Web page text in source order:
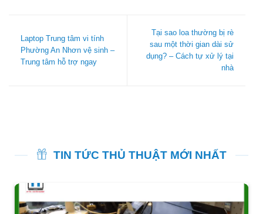
Laptop Trung tâm vi tính
Phường An Nhơn vệ sinh –
Trung tâm hỗ trợ ngay
Tại sao loa thường bị rè
sau một thời gian dài sử
dụng? – Cách tự xử lý tại
nhà
TIN TỨC THỦ THUẬT MỚI NHẤT